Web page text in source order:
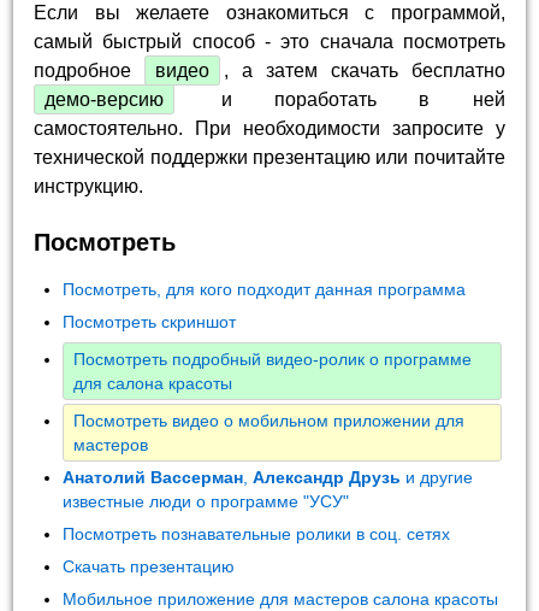
Если вы желаете ознакомиться с программой,
самый быстрый способ - это сначала посмотреть
подробное
видео
, а затем скачать бесплатно
демо-версию
и поработать в ней
самостоятельно. При необходимости запросите у
технической поддержки презентацию или почитайте
инструкцию.
Посмотреть
Посмотреть, для кого подходит данная программа
Посмотреть скриншот
Посмотреть подробный видео-ролик о программе
для салона красоты
Посмотреть видео о мобильном приложении для
мастеров
Анатолий Вассерман ,Александр Друзь и другие
известные люди о программе "УСУ"
Посмотреть познавательные ролики в соц. сетях
Скачать презентацию
Мобильное приложение для мастеров салона красоты